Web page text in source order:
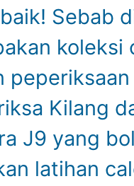
Sebab
koleksi
peperiksaan
Kilang
J9 yang
latihan